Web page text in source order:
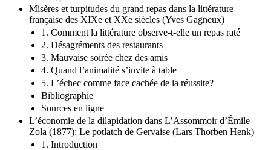
Sitografia
Misères et turpitudes du grand repas dans la littérature
française des XIXe et XXe siècles (Yves Gagneux)
1. Comment la littérature observe-t-elle un repas raté
2. Désagréments des restaurants
3. Mauvaise soirée chez des amis
4. Quand l’animalité s’invite à table
5. L’échec comme face cachée de la réussite?
Bibliographie
Sources en ligne
L’économie de la dilapidation dans L’Assommoir d’Émile
Zola (1877): Le potlatch de Gervaise (Lars Thorben Henk)